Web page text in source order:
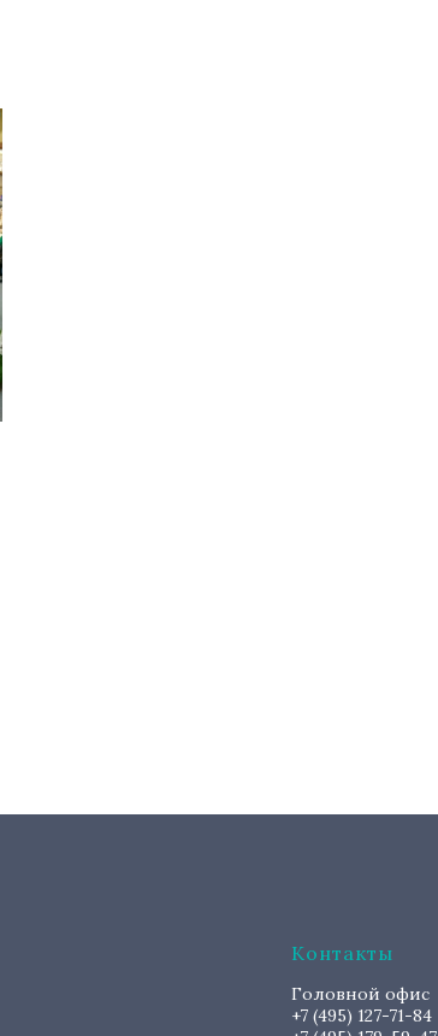
Контакты
Головной офис
+7 (495) 127-71-84